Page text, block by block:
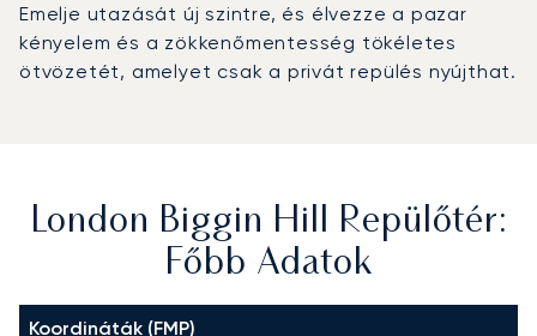
Emelje utazását új szintre, és élvezze a pazar
kényelem és a zökkenőmentesség tökéletes
ötvözetét, amelyet csak a privát repülés nyújthat.
London Biggin Hill Repülőtér:
Főbb Adatok
Koordináták (FMP)